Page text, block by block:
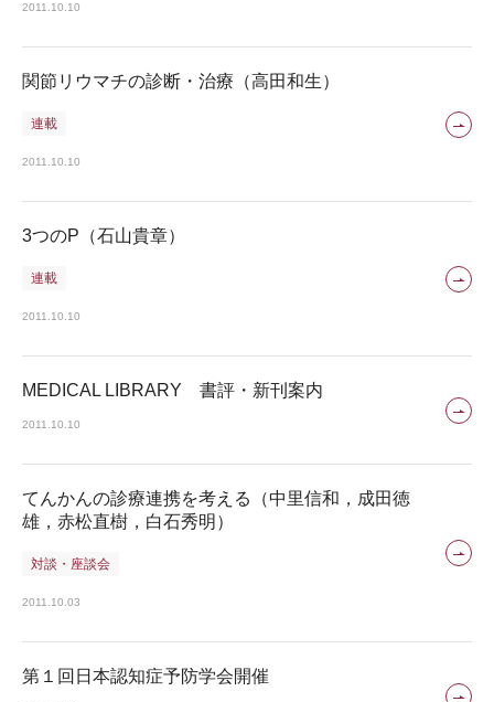
2011.10.10
関節リウマチの診断・治療（高田和生）
連載
2011.10.10
3つのP（石山貴章）
連載
2011.10.10
MEDICAL LIBRARY 書評・新刊案内
2011.10.10
てんかんの診療連携を考える（中里信和，成田徳
雄，赤松直樹，白石秀明）
対談・座談会
2011.10.03
第１回日本認知症予防学会開催